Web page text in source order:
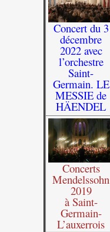
Concert du 3
décembre
2022 avec
l’orchestre
Saint-
Germain. LE
MESSIE de
HÄENDEL
Concerts
Mendelssohn
2019
à Saint-
Germain-
L’auxerrois